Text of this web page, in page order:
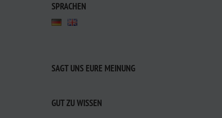
SPRACHEN
SAGT UNS EURE MEINUNG
GUT ZU WISSEN